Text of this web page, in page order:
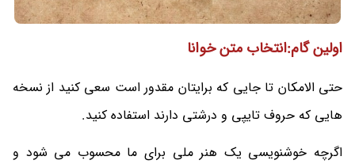
اولین گام:انتخاب متن خوانا
حتی الامکان تا جایی که برایتان مقدور است سعی کنید از نسخه
هایی که حروف تایپی و درشتی دارند استفاده کنید.
اگرچه خوشنویسی یک هنر ملی برای ما محسوب می شود و